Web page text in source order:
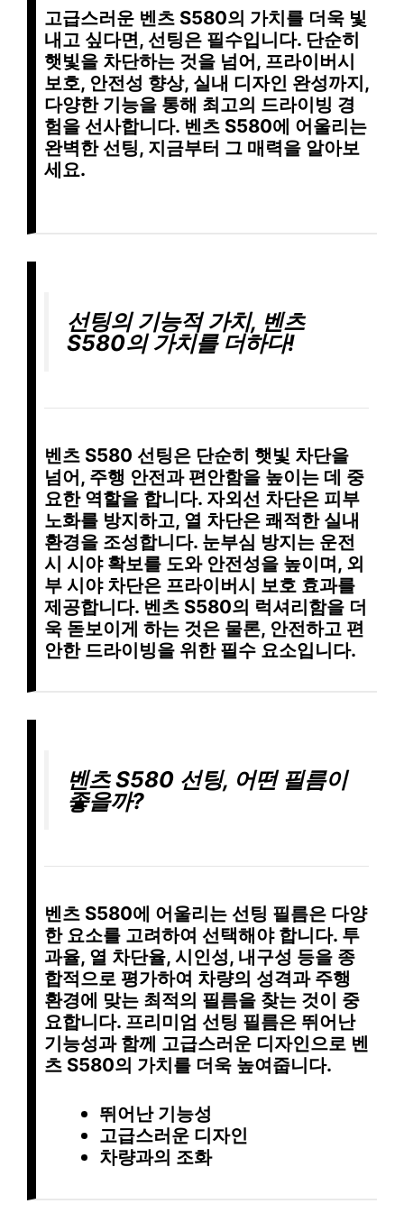
고급스러운 벤츠 S580의 가치를 더욱 빛
내고 싶다면, 선팅은 필수입니다. 단순히
햇빛을 차단하는 것을 넘어, 프라이버시
보호, 안전성 향상, 실내 디자인 완성까지,
다양한 기능을 통해 최고의 드라이빙 경
험을 선사합니다. 벤츠 S580에 어울리는
완벽한 선팅, 지금부터 그 매력을 알아보
세요.
선팅의 기능적 가치, 벤츠
S580의 가치를 더하다!
벤츠 S580 선팅은 단순히 햇빛 차단을
넘어, 주행 안전과 편안함을 높이는 데 중
요한 역할을 합니다. 자외선 차단은 피부
노화를 방지하고, 열 차단은 쾌적한 실내
환경을 조성합니다. 눈부심 방지는 운전
시 시야 확보를 도와 안전성을 높이며, 외
부 시야 차단은 프라이버시 보호 효과를
제공합니다. 벤츠 S580의 럭셔리함을 더
욱 돋보이게 하는 것은 물론, 안전하고 편
안한 드라이빙을 위한 필수 요소입니다.
벤츠 S580 선팅, 어떤 필름이
좋을까?
벤츠 S580에 어울리는 선팅 필름은 다양
한 요소를 고려하여 선택해야 합니다. 투
과율, 열 차단율, 시인성, 내구성 등을 종
합적으로 평가하여 차량의 성격과 주행
환경에 맞는 최적의 필름을 찾는 것이 중
요합니다. 프리미엄 선팅 필름은 뛰어난
기능성과 함께 고급스러운 디자인으로 벤
츠 S580의 가치를 더욱 높여줍니다.
뛰어난 기능성
고급스러운 디자인
차량과의 조화